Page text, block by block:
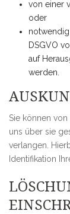
von einer
oder
DSGVO
auf
werden.
Sie können
uns über sie
verlangen.
Identifikation